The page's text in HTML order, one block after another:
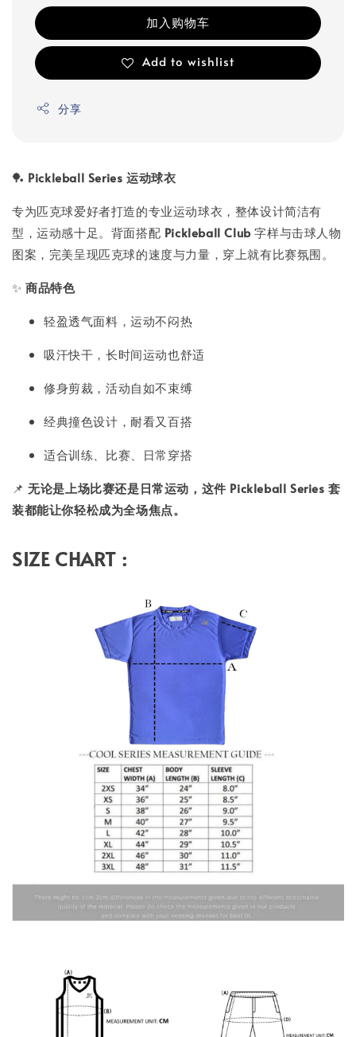
加入购物车
Add to wishlist
分享
🏓 Pickleball Series 运动球衣
专为匹克球爱好者打造的专业运动球衣，整体设计简洁有
型，运动感十足。背面搭配 Pickleball Club字样与击球人物
图案，完美呈现匹克球的速度与力量，穿上就有比赛氛围。
✨商品特色
轻盈透气面料，运动不闷热
吸汗快干，长时间运动也舒适
修身剪裁，活动自如不束缚
经典撞色设计，耐看又百搭
适合训练、比赛、日常穿搭
📌无论是上场比赛还是日常运动，这件 Pickleball Series 套
装都能让你轻松成为全场焦点。
SIZE CHART :